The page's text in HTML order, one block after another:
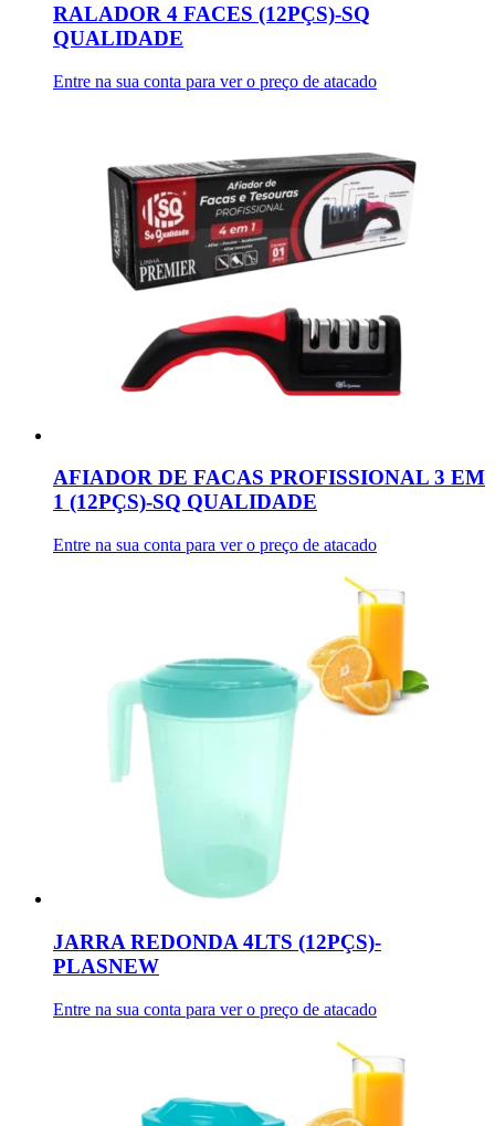
RALADOR 4 FACES (12PÇS)-SQ
QUALIDADE
Entre na sua conta para ver o preço de atacado
AFIADOR DE FACAS PROFISSIONAL 3 EM
1 (12PÇS)-SQ QUALIDADE
Entre na sua conta para ver o preço de atacado
JARRA REDONDA 4LTS (12PÇS)-
PLASNEW
Entre na sua conta para ver o preço de atacado